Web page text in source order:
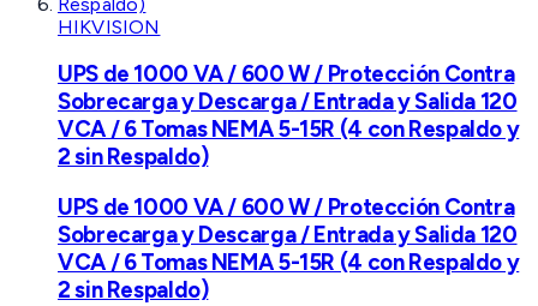
HIKVISION
UPS de 1000 VA / 600 W / Protección Contra
Sobrecarga y Descarga / Entrada y Salida 120
VCA / 6 Tomas NEMA 5-15R (4 con Respaldo y
2 sin Respaldo)
UPS de 1000 VA / 600 W / Protección Contra
Sobrecarga y Descarga / Entrada y Salida 120
VCA / 6 Tomas NEMA 5-15R (4 con Respaldo y
2 sin Respaldo)